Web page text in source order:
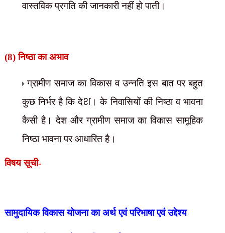
वास्तविक प्रगति की जानकारी नहीं हो पाती।
(8) निष्ठा का अभाव
ग्रामीण समाज का विकास व उन्नति इस बात पर बहुत
कुछ निर्भर है कि देश। के निवासियों की निष्ठा व भावना
कैसी है। देश और ग्रामीण समाज का विकास सामूहिक
निष्ठा भावना पर आधारित है।
विषय सूची-
सामुदायिक विकास योजना का अर्थ एवं परिभाषा एवं उद्देश्य